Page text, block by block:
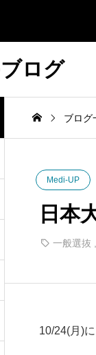
ログ
ブログ
Medi-UP
日本
一般選抜
10/24(月)に